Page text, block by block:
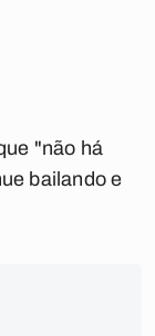
"não há
bailando e